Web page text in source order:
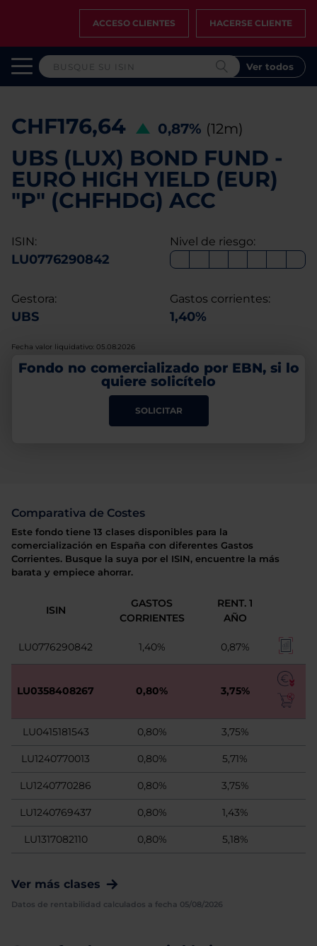
ACCESO CLIENTES HACERSE CLIENTE
Ver todos
CHF176,64 0,87% (12m)
UBS (LUX) BOND FUND -
EURO HIGH YIELD (EUR)
"P" (CHFHDG) ACC
ISIN:
LU0776290842
Nivel de riesgo:
Gestora:
UBS
Gastos corrientes:
1,40%
Fecha valor liquidativo: 05.08.2026
Fondo no comercializado por EBN, si lo
quiere solicítelo
SOLICITAR
Comparativa de Costes
Este fondo tiene 13 clases disponibles para la
comercialización en España con diferentes Gastos
Corrientes. Busque la suya por el ISIN, encuentre la más
barata y empiece ahorrar.
ISIN
GASTOS
CORRIENTES
RENT. 1
AÑO
LU0776290842 1,40% 0,87%
LU0358408267 0,80% 3,75%
LU0415181543 0,80% 3,75%
LU1240770013 0,80% 5,71%
LU1240770286 0,80% 3,75%
LU1240769437 0,80% 1,43%
LU1317082110 0,80% 5,18%
Ver más clases
Datos de rentabilidad calculados a fecha 05/08/2026